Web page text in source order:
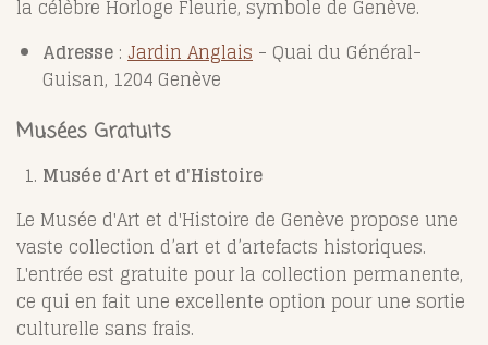
la célèbre Horloge Fleurie, symbole de Genève.
Adresse : Jardin Anglais - Quai du Général-
Guisan, 1204 Genève
Musées Gratuits
Musée d'Art et d'Histoire
Le Musée d'Art et d'Histoire de Genève propose une
vaste collection d’art et d’artefacts historiques.
L'entrée est gratuite pour la collection permanente,
ce qui en fait une excellente option pour une sortie
culturelle sans frais.